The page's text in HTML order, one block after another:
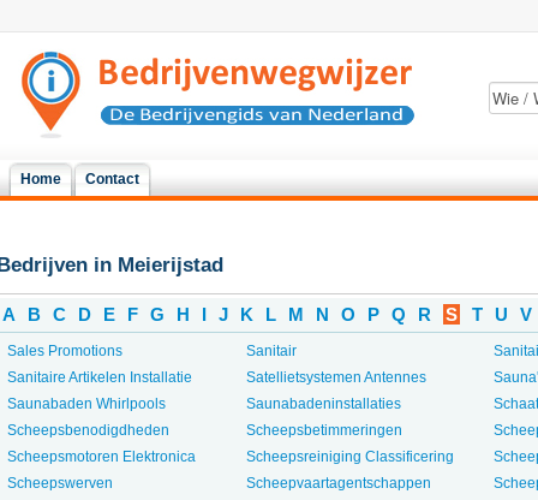
Home Contact
in Meierijstad
A B C D E F G H I J K L M N O P Q R S T U V
Sales Promotions
Sanitaire Artikelen Installatie
Saunabaden Whirlpools
Scheepsbenodigdheden
Scheepsmotoren Elektronica
Scheepswerven
Sanitair
Satellietsystemen Antennes
Saunabadeninstallaties
Scheepsbetimmeringen
Scheepsreiniging Classificering
Scheepvaartagentschappen